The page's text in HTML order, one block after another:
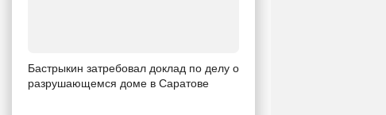
Бастрыкин затребовал доклад по делу о
разрушающемся доме в Саратове